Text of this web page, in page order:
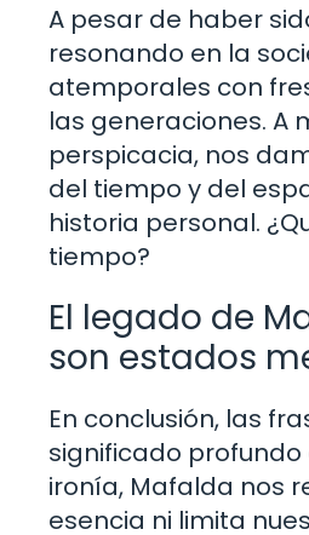
A pesar de haber
resonando en la
atemporales con
las generaciones. A
perspicacia, nos
del tiempo y del
historia personal.
tiempo?
El legado de
son estados
En conclusión, las
significado profundo
ironía, Mafalda nos
esencia ni limita